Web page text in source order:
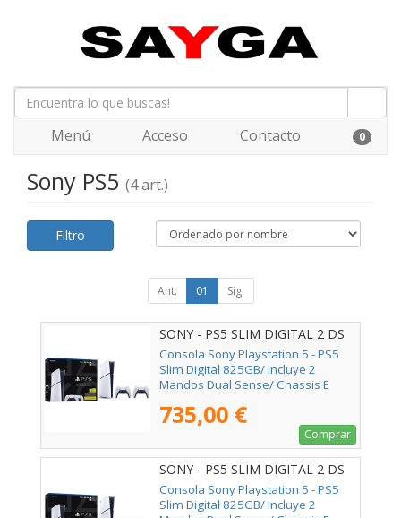
Menú Acceso Contacto 0
Sony PS5 (4 art.)
Filtro
Ant. 01 Sig.
SONY - PS5 SLIM DIGITAL 2 DS
Consola Sony Playstation 5 - PS5
Slim Digital 825GB/ Incluye 2
Mandos Dual Sense/ Chassis E
735,00 €
Comprar
SONY - PS5 SLIM DIGITAL 2 DS
V2
Consola Sony Playstation 5 - PS5
Slim Digital 825GB/ Incluye 2